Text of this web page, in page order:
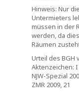
Hinweis: Nur
Untermieters
müssen in der
werden, da
Räumen
Urteil des BGH
Aktenzeichen: I
NJW-Spezial
ZMR 2009, 21